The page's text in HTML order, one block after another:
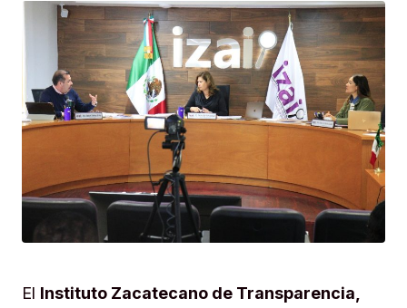
El Instituto Zacatecano de Transparencia,